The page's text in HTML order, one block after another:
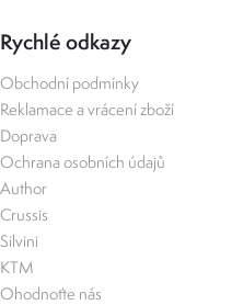
Rychlé odkazy
Obchodní podmínky
Reklamace a vrácení zboží
Doprava
Ochrana osobních údajů
Author
Crussis
Silvini
KTM
Ohodnoťte nás